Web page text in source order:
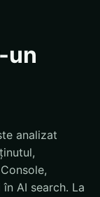
un
analizat
AI search. La